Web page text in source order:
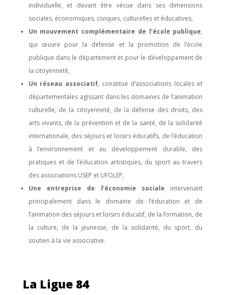
individuelle, et devant être vécue dans ses dimensions
sociales, économiques, civiques, culturelles et éducatives,
Un mouvement complémentaire de l’école publique,
qui œuvre pour la défense et la promotion de l’école
publique dans le département et pour le développement de
la citoyenneté,
Un réseau associatif, constitué d’associations locales et
départementales agissant dans les domaines de l’animation
culturelle, de la citoyenneté, de la défense des droits, des
arts vivants, de la prévention et de la santé, de la solidarité
internationale, des séjours et loisirs éducatifs, de l’éducation
à l’environnement et au développement durable, des
pratiques et de l’éducation artistiques, du sport au travers
des associations USEP et UFOLEP,
Une entreprise de l’économie sociale intervenant
principalement dans le domaine de l’éducation et de
l’animation des séjours et loisirs éducatif, de la formation, de
la culture, de la jeunesse, de la solidarité, du sport, du
soutien à la vie associative.
La Ligue 84